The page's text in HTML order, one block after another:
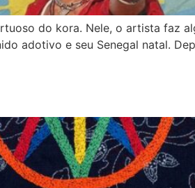
do kora. Nele, o artista faz
adotivo e seu Senegal natal.